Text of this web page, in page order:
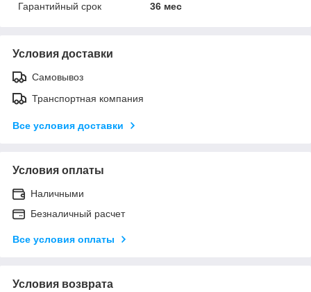
Гарантийный срок
36 мес
Условия доставки
Самовывоз
Транспортная компания
Все условия доставки
Условия оплаты
Наличными
Безналичный расчет
Все условия оплаты
Условия возврата